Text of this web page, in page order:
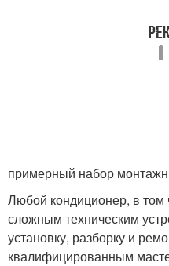
примерный набор
Любой кондиционер, в том
сложным техническим
установку, разборку и
квалифицированным